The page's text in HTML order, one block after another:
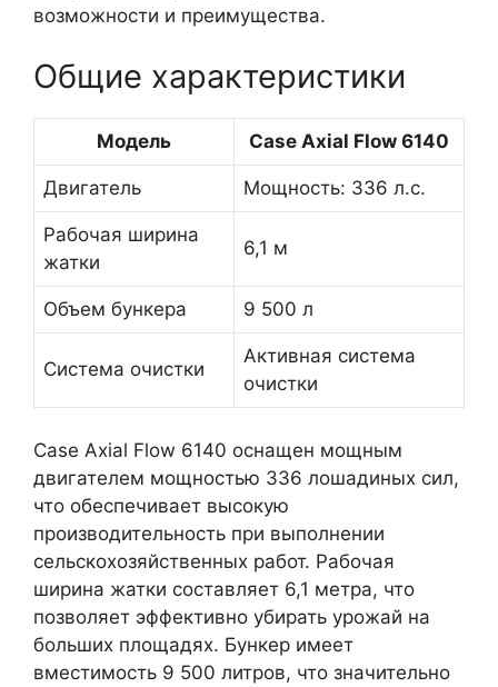
возможности и преимущества.
Общие характеристики
Модель Case Axial Flow 6140
Двигатель Мощность: 336 л.с.
Рабочая ширина
жатки
6,1 м
Объем бункера 9 500 л
Система очистки
Активная система
очистки
Case Axial Flow 6140 оснащен мощным
двигателем мощностью 336 лошадиных сил,
что обеспечивает высокую
производительность при выполнении
сельскохозяйственных работ. Рабочая
ширина жатки составляет 6,1 метра, что
позволяет эффективно убирать урожай на
больших площадях. Бункер имеет
вместимость 9 500 литров, что значительно